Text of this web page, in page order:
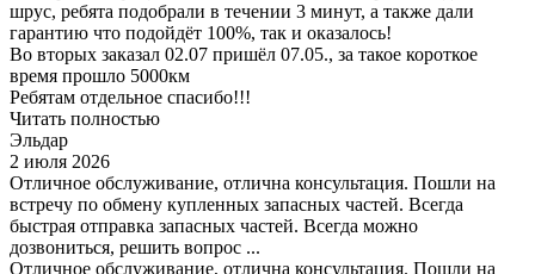
шрус, ребята подобрали в течении 3 минут, а также дали
гарантию что подойдёт 100%, так и оказалось!
Во вторых заказал 02.07 пришёл 07.05., за такое короткое
время прошло 5000км
Ребятам отдельное спасибо!!!
Читать полностью
Эльдар
2 июля 2026
Отличное обслуживание, отлична консультация. Пошли на
встречу по обмену купленных запасных частей. Всегда
быстрая отправка запасных частей. Всегда можно
дозвониться, решить вопрос ...
Отличное обслуживание, отлична консультация. Пошли на